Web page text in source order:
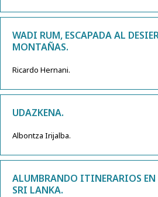
WADI RUM, ESCAPADA AL
MONTAÑAS.
Ricardo Hernani.
UDAZKENA.
Albontza Irijalba.
ALUMBRANDO ITINERARIOS
SRI LANKA.